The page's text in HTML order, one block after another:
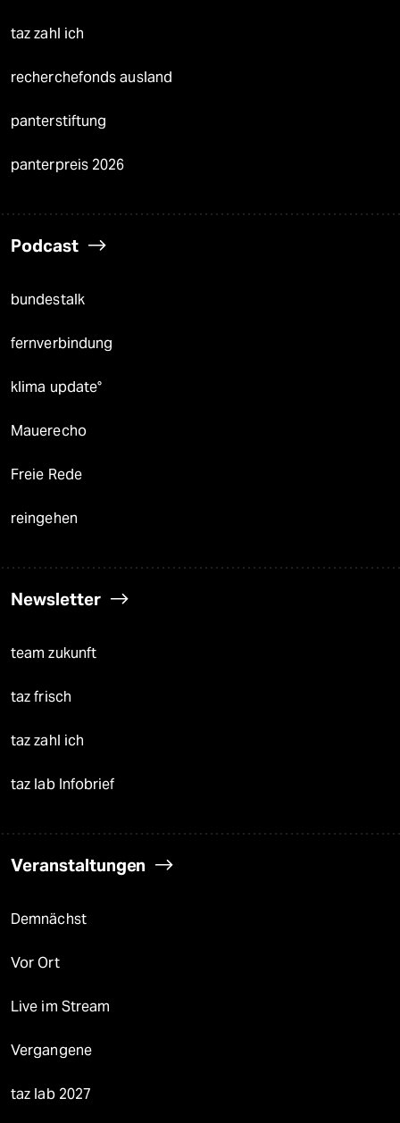
taz zahl ich
recherchefonds ausland
panterstiftung
panterpreis 2026
Podcast
bundestalk
fernverbindung
klima update°
Mauerecho
Freie Rede
reingehen
Newsletter
team zukunft
taz frisch
taz zahl ich
taz lab Infobrief
Veranstaltungen
Demnächst
Vor Ort
Live im Stream
Vergangene
taz lab 2027